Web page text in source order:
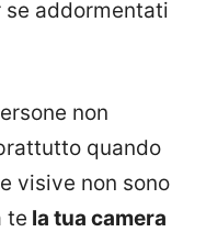
addormentati
non
quando
visive non sono
te la tua camera